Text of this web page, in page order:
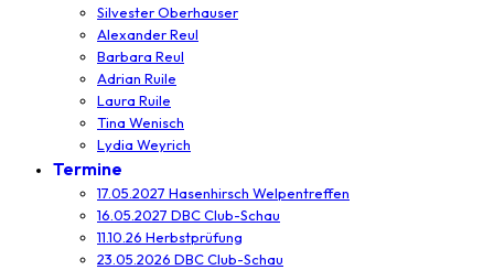
Silvester Oberhauser
Alexander Reul
Barbara Reul
Adrian Ruile
Laura Ruile
Tina Wenisch
Lydia Weyrich
Termine
17.05.2027 Hasenhirsch Welpentreffen
16.05.2027 DBC Club-Schau
11.10.26 Herbstprüfung
23.05.2026 DBC Club-Schau